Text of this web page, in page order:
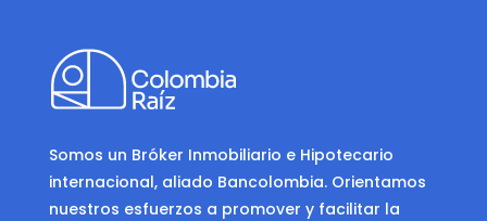
Somos un Bróker Inmobiliario e Hipotecario
internacional, aliado Bancolombia. Orientamos
nuestros esfuerzos a promover y facilitar la